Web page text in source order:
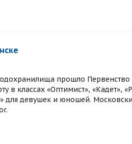
прошло Первенство
в классах «Оптимист», «Кадет»,
для девушек и юношей.